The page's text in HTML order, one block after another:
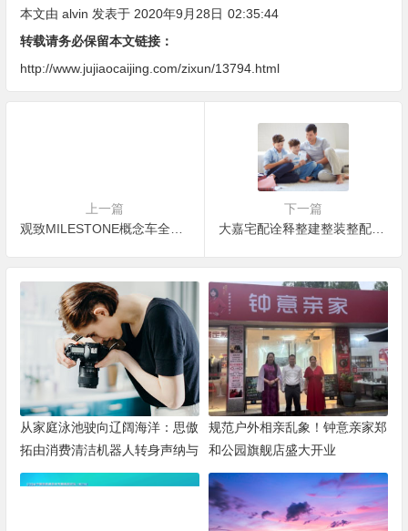
本文由 alvin 发表于 2020年9月28日 02:35:44
转载请务必保留本文链接：
http://www.jujiaocaijing.com/zixun/13794.html
上一篇
下一篇
大嘉宅配诠释整建整装整配一站式服务
从家庭泳池驶向辽阔海洋：思傲
拓由消费清洁机器人转身声纳与
海洋机器人赛道
规范户外相亲乱象！钟意亲家郑
和公园旗舰店盛大开业